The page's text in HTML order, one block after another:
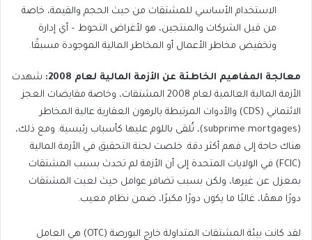
الاستخدام الأساسي للمشتقات من حيث الحجم والقيمة، خاصة
من قبل الشركات والمنتجين، هو لأغراض التحوط – أي إدارة
وتخفيض مخاطر الأعمال أو المخاطر المالية الموجودة مسبقًا.
معالجة المفاهيم الخاطئة عن الأزمة المالية لعام 2008:
شهدت
الأزمة المالية العالمية لعام 2008 المشتقات، وخاصة مقايضات العجز
الائتماني (CDS) والأدوات المرتبطة بالرهون العقارية عالية المخاطر
(subprime mortgages)، تُلقى باللوم عليها كأسباب رئيسية. ومع ذلك،
هناك حاجة إلى فهم أكثر دقة. خلصت لجنة التحقيق في الأزمة المالية
(FCIC) في الولايات المتحدة إلى أن الأزمة لم تحدث بسبب المشتقات
بمعزل عن غيرها، ولكن بسبب تضافر عوامل حيث لعبت المشتقات
دورًا مهمًا، غالبًا ما يكون دورًا مكبرًا، ضمن نظام معيب.
لقد كانت بيئة المشتقات المتداولة خارج البورصة (OTC) هي العامل